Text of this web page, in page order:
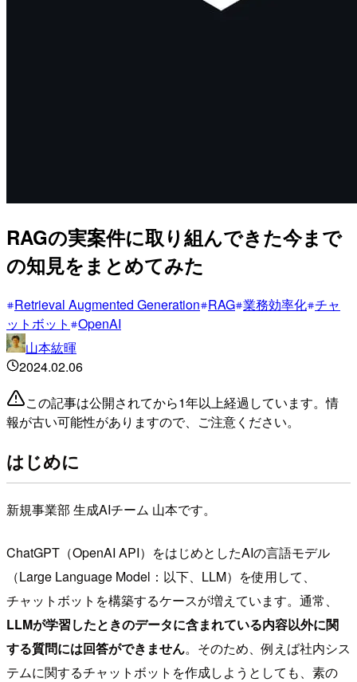
RAGの実案件に取り組んできた今まで
の知見をまとめてみた
Retrieval Augmented Generation RAG 業務効率化 チャ
ットボット
OpenAI
山本紘暉
2024.02.06
この記事は公開されてから1年以上経過しています。情
報が古い可能性がありますので、ご注意ください。
はじめに
新規事業部 生成AIチーム 山本です。
ChatGPT（OpenAI API）をはじめとしたAIの言語モデル
（Large Language Model：以下、LLM）を使用して、
チャットボットを構築するケースが増えています。通常、
LLMが学習したときのデータに含まれている内容以外に関
する質問には回答ができません。そのため、例えば社内シス
テムに関するチャットボットを作成しようとしても、素の